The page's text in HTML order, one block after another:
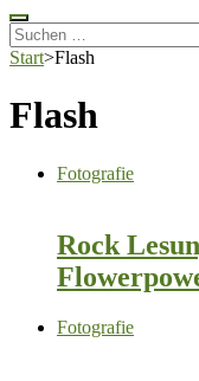
Suchen
nach:
Start>Flash
Flash
Fotografie
Rock
Fotografie